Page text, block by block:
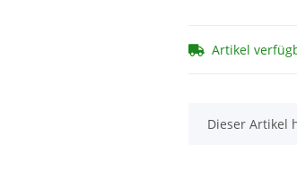
Artikel
x
Dieser Artikel